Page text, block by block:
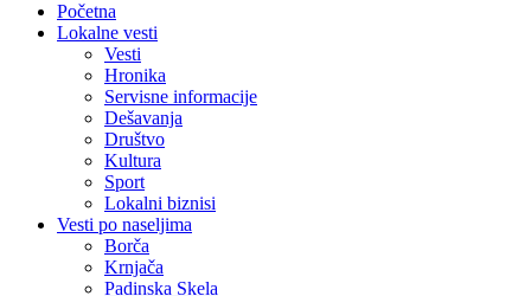
Početna
Lokalne vesti
Vesti
Hronika
Servisne informacije
Dešavanja
Društvo
Kultura
Sport
Lokalni biznisi
Vesti po naseljima
Borča
Krnjača
Padinska Skela